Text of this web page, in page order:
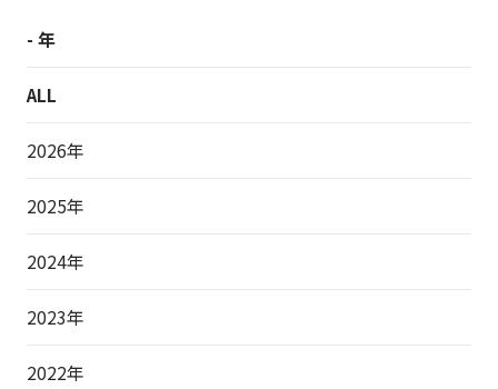
- 年
ALL
2026年
2025年
2024年
2023年
2022年